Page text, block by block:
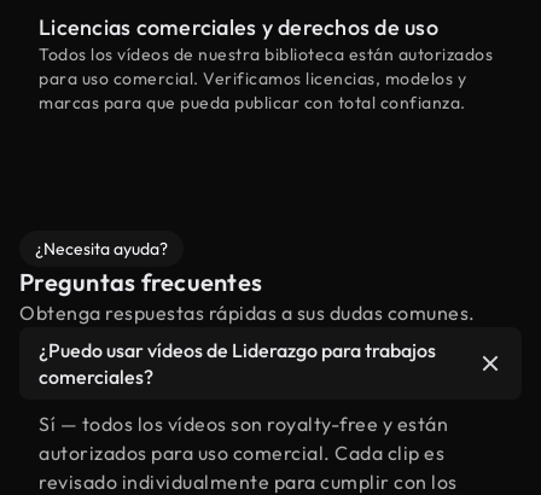
Licencias comerciales y derechos de uso
Todos los vídeos de nuestra biblioteca están autorizados
para uso comercial. Verificamos licencias, modelos y
marcas para que pueda publicar con total confianza.
¿Necesita ayuda?
Preguntas frecuentes
Obtenga respuestas rápidas a sus dudas comunes.
¿Puedo usar vídeos de Liderazgo para trabajos
comerciales?
Sí — todos los vídeos son royalty-free y están
autorizados para uso comercial. Cada clip es
revisado individualmente para cumplir con los